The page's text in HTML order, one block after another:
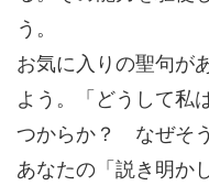
う。
お気に入りの聖句が
よう。「どうして
つからか？ なぜそ
あなたの「説き明か